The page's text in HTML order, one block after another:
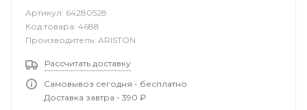
Артикул: 64280528
Код товара: 4688
Производитель: ARISTON
Рассчитать доставку
Самовывоз сегодня - бесплатно
Доставка завтра - 390 ₽